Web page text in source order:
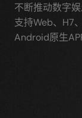
不断推动数字
支持Web、H7
Android原生